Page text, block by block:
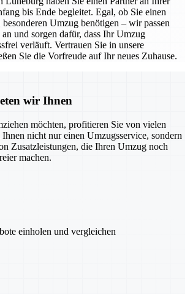
bis Ende begleitet. Egal, ob Sie einen
besonderen Umzug benötigen – wir passen
und sorgen dafür, dass Ihr Umzug
verläuft. Vertrauen Sie in unsere
Sie die Vorfreude auf Ihr neues Zuhause.
wir Ihnen
möchten, profitieren Sie von vielen
nicht nur einen Umzugsservice, sondern
Zusatzleistungen, die Ihren Umzug noch
machen.
einholen und vergleichen